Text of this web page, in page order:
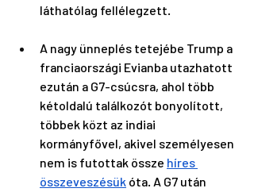
láthatólag fellélegzett.
A nagy ünneplés tetejébe Trump a
franciaországi Evianba utazhatott
ezután a G7-csúcsra, ahol több
kétoldalú találkozót bonyolított,
többek közt az indiai
kormányfővel, akivel személyesen
nem is futottak össze híres
összeveszésük óta. A G7 után